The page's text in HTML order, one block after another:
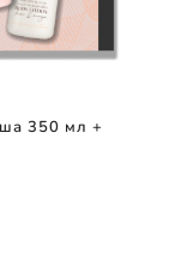
350 мл +